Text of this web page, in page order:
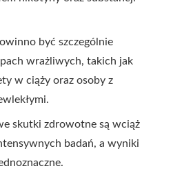
być szczególnie
wrażliwych, takich jak
w ciąży oraz osoby z
skutki zdrowotne są wciąż
badań, a wyniki